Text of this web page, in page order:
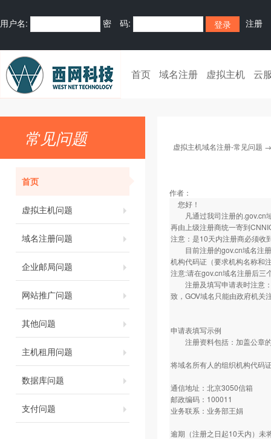
用户名: 密 码: 注册
首页 域名注册 虚拟主机 云
常见问题
首页
虚拟主机问题
域名注册问题
企业邮局问题
网站推广问题
其他问题
主机租用问题
数据库问题
支付问题
虚拟主机域名注册-常见问题
作者：
您好！
凡通过我司注册的.gov.cn域
再由上级注册商统一寄到
注意：是10天内注册商必须收
目前注册的gov.cn域名注册
机构代码证（要求机构名称和
注意:请在gov.cn域名注册后三
注册及填写申请表时注意：
致，GOV域名只能由政府机关
申请表填写示例
注册资料包括：加盖公章
将域名所有人的组织机构代码
通信地址：北京3050信箱
邮政编码：100011
业务联系：业务部王娟
逾期（注册之日起10天内）未